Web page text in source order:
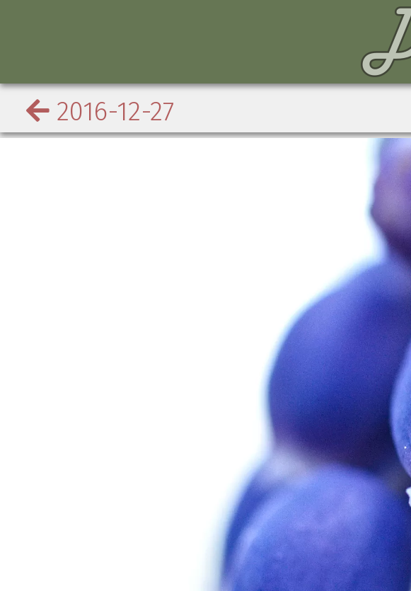
2016-12-27